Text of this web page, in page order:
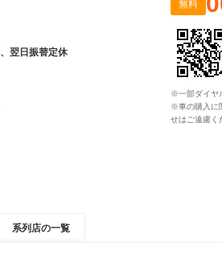
翌日振替定休
無料
※一部ダイヤ
※車の購入に
せはご遠慮く
系列店の一覧